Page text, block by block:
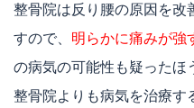
整骨院は反り腰の原因を改
すので、 明らかに痛みが強
の病気の可能性も疑ったほ
整骨院よりも病気を治療す